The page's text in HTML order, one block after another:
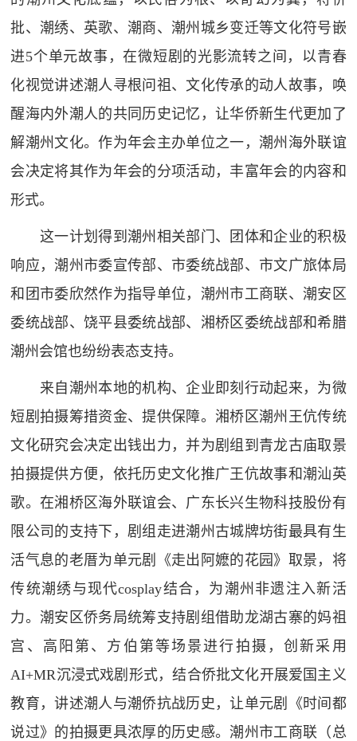
批、潮绣、英歌、潮商、潮州城乡变迁等文化符号嵌
进5个单元故事，在微短剧的光影流转之间，以青春
化视觉讲述潮人寻根问祖、文化传承的动人故事，唤
醒海内外潮人的共同历史记忆，让华侨新生代更加了
解潮州文化。作为年会主办单位之一，潮州海外联谊
会决定将其作为年会的分项活动，丰富年会的内容和
形式。
这一计划得到潮州相关部门、团体和企业的积极
响应，潮州市委宣传部、市委统战部、市文广旅体局
和团市委欣然作为指导单位，潮州市工商联、潮安区
委统战部、饶平县委统战部、湘桥区委统战部和希腊
潮州会馆也纷纷表态支持。
来自潮州本地的机构、企业即刻行动起来，为微
短剧拍摄筹措资金、提供保障。湘桥区潮州王伉传统
文化研究会决定出钱出力，并为剧组到青龙古庙取景
拍摄提供方便，依托历史文化推广王伉故事和潮汕英
歌。在湘桥区海外联谊会、广东长兴生物科技股份有
限公司的支持下，剧组走进潮州古城牌坊街最具有生
活气息的老厝为单元剧《走出阿嬷的花园》取景，将
传统潮绣与现代cosplay结合，为潮州非遗注入新活
力。潮安区侨务局统筹支持剧组借助龙湖古寨的妈祖
宫、高阳第、方伯第等场景进行拍摄，创新采用
AI+MR沉浸式戏剧形式，结合侨批文化开展爱国主义
教育，讲述潮人与潮侨抗战历史，让单元剧《时间都
说过》的拍摄更具浓厚的历史感。潮州市工商联（总